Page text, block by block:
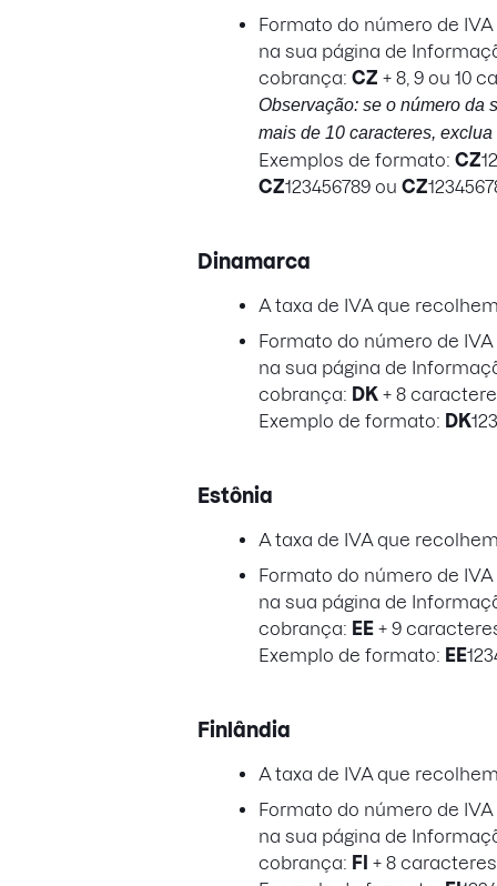
Formato do número de
na sua página de
cobrança: CZ + 8, 9 ou 10
Observação: se o número da
mais de 10 caracteres,
Exemplos de formato: CZ
CZ123456789 ou CZ
Dinamarca
A taxa de IVA que
Formato do número de
na sua página de
cobrança: DK + 8
Exemplo de formato: DK
Estônia
A taxa de IVA que
Formato do número de
na sua página de
cobrança: EE + 9
Exemplo de formato: EE
Finlândia
A taxa de IVA que
Formato do número de
na sua página de
cobrança: FI + 8 caracteres